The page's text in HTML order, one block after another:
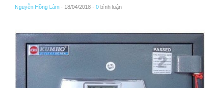
Nguyễn Hồng Lâm - 18/04/2018 - 0 bình luận